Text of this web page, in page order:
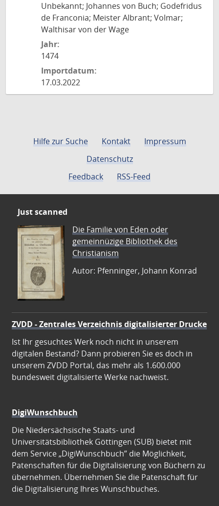
Unbekannt; Johannes von Buch; Godefridus
de Franconia; Meister Albrant; Volmar;
Walthisar von der Wage
Jahr:
1474
Importdatum:
17.03.2022
Hilfe zur Suche Kontakt
Impressum
Datenschutz
Feedback
RSS-Feed
Just scanned
Die Familie von Eden oder
gemeinnüzige Bibliothek des
Christianism
Autor: Pfenninger, Johann Konrad
ZVDD - Zentrales Verzeichnis digitalisierter Drucke
Ist Ihr gesuchtes Werk noch nicht in unserem
digitalen Bestand? Dann probieren Sie es doch in
unserem ZVDD Portal, das mehr als 1.600.000
bundesweit digitalisierte Werke nachweist.
DigiWunschbuch
Die Niedersächsische Staats- und
Universitätsbibliothek Göttingen (SUB) bietet mit
dem Service „DigiWunschbuch” die Möglichkeit,
Patenschaften für die Digitalisierung von Büchern zu
übernehmen. Übernehmen Sie die Patenschaft für
die Digitalisierung Ihres Wunschbuches.